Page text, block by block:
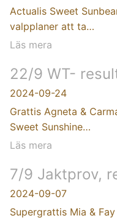
Actualis Sweet
valpplaner att ta…
Läs mera
22/9 WT-
2024-09-24
Grattis Agneta &
Sweet Sunshine…
Läs mera
7/9 Jaktprov,
2024-09-07
Supergrattis Mia &